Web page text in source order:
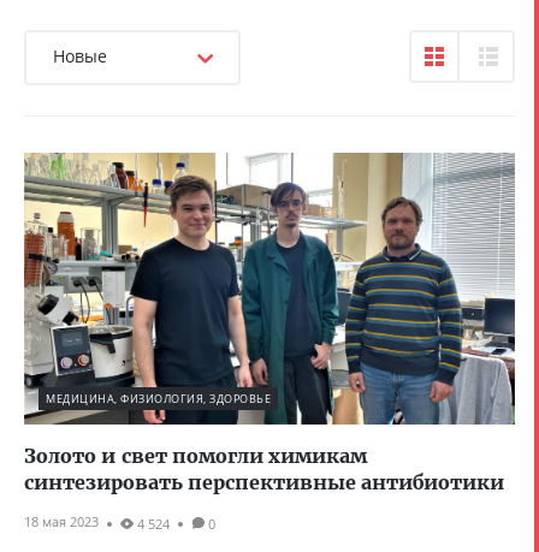
Новые
МЕДИЦИНА, ФИЗИОЛОГИЯ, ЗДОРОВЬЕ
Золото и свет помогли химикам
синтезировать перспективные антибиотики
18 мая 2023 4 524 0